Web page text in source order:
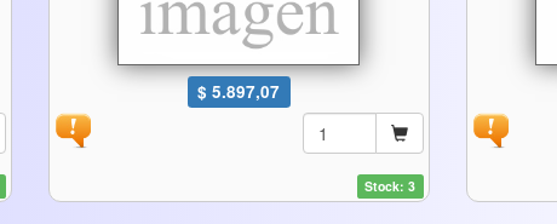
$ 5.897,07
Stock: 3